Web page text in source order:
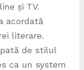
și TV.
acordată
literare.
de stilul
ca un system